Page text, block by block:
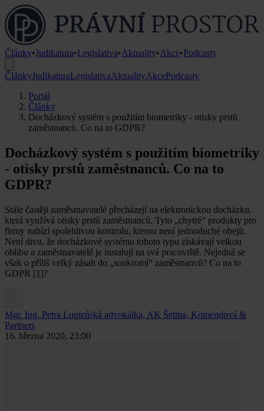
Články•Judikatura•Legislativa•Aktuality•Akce•Podcasty
ČlánkyJudikaturaLegislativaAktualityAkcePodcasty
Portál
Články
Docházkový systém s použitím biometriky - otisky prstů
zaměstnanců. Co na to GDPR?
Docházkový systém s použitím biometriky
- otisky prstů zaměstnanců. Co na to
GDPR?
Stále častěji zaměstnavatelé přecházejí na elektronickou docházku,
která využívá otisky prstů zaměstnanců. Tyto „chytré“ produkty pro
firmy nabízí spolehlivou kontrolu, kterou není jednoduché obejít.
Není divu, že docházkové systému tohoto typu získávají velkou
oblibu a zaměstnavatelé je instalují na svá pracoviště. Nejedná se
však o příliš velký zásah do „soukromí“ zaměstnanců? Co na to
GDPR [1]?
Mgr. Ing. Petra Lupieńská advokátka, AK Šetina, Komendová &
Partners
16. března 2020, 23:00